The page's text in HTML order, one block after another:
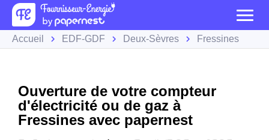
Accueil EDF-GDF Deux-Sèvres Fressines